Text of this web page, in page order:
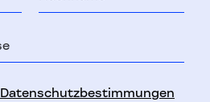
Datenschutzbestimmungen